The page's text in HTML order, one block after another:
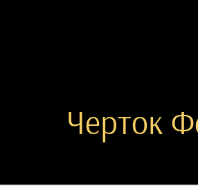
Черток